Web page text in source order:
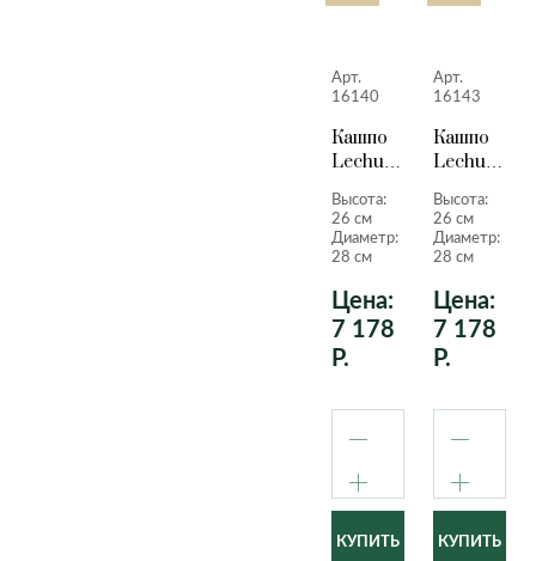
Арт.
16140
Кашпо
Lechuza
LS
белый
лакированный
Высота:
26 см
Диаметр:
28 см
Цена:
7 178
Р.
Арт.
16143
Кашпо
Lechuza
LS
металлик
Высота:
26 см
Диаметр:
28 см
Цена:
7 178
Р.